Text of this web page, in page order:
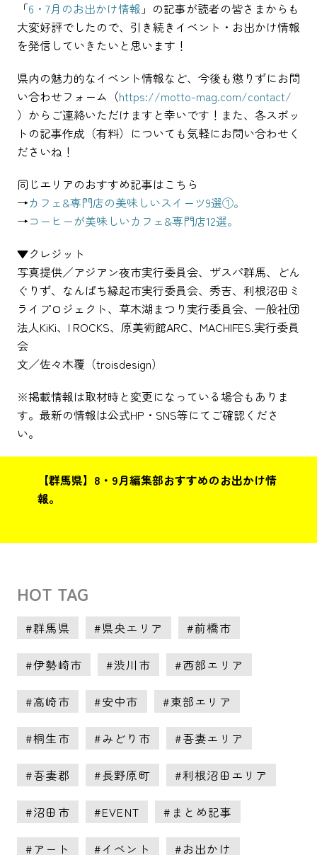
「6・7月のお出かけ情報 」の記事が読者の皆さまからも
大変好評でしたので、引き続きイベント・お出かけ情報
を発信していきたいと思います！
県内の魅力的なイベント情報など、今後も懲りずにお問
い合わせフォーム（https://motto-mag.com/contact/
）からご連絡いただけますと幸いです！また、各スポッ
トの記事作成（有料）についても気軽にお問い合わせく
ださいね！
同じエリアのおすすめ記事はこちら
→カフェ&専門店の美味しいスイーツ9選①。
→コーヒーが美味しいカフェ&専門店12選。
▼クレジット
写真提供／アジアン夜市実行委員会、ザスパ群馬、どん
ぐりず、なんぱち縁起市実行委員会、秀吉、利根沼田ミ
ライプロジェクト、草木湖まつり実行委員会、一般社団
法人KiKi、I ROCKS、原美術館ARC、MACHIFES.実行委員
会
文／佐々木覆（troisdesign）
※掲載情報は取材時と変更になっている場合もありま
す。最新の情報は公式HP・SNS等にてご確認くださ
い。
【群馬県】8・9月編集部おすすめのお出かけ情
報。
HOT TAG
群馬県 県央エリア 前橋市
伊勢崎市 渋川市 西部エリア
高崎市 安中市 東部エリア
桐生市 みどり市 吾妻エリア
吾妻郡 長野原町 利根沼田エリア
沼田市 EVENT まとめ記事
アート イベント お出かけ